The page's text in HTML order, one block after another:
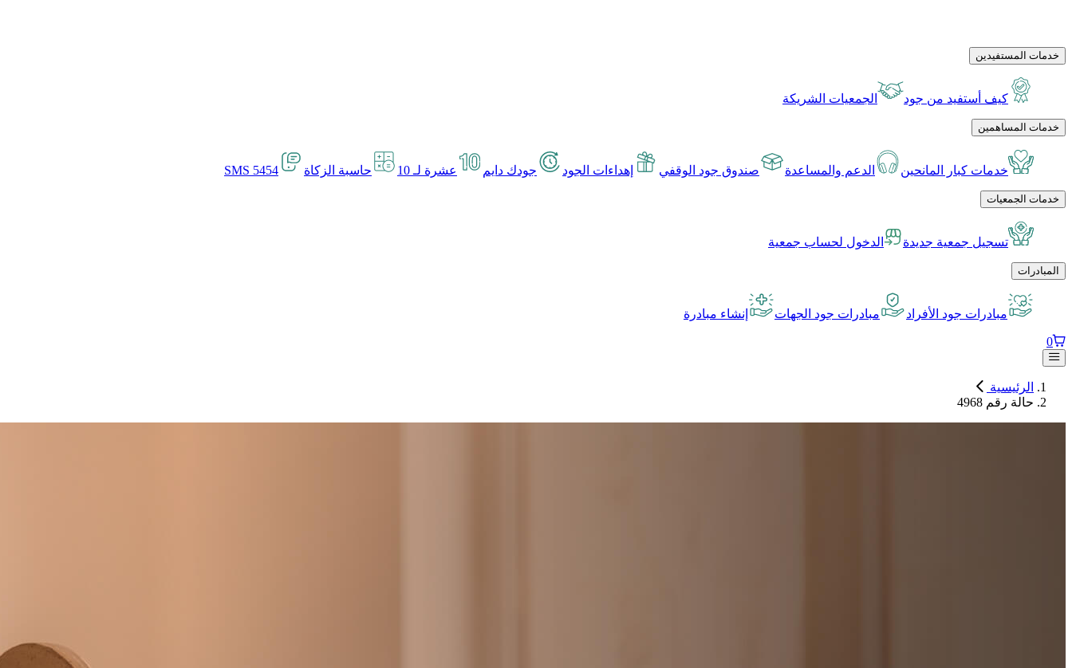
خدمات المستفيدين
كيف أستفيد من جود الجمعيات الشريكة
خدمات المساهمين
خدمات كبار المانحين الدعم والمساعدة صندوق جود الوقفي إهداءات الجود جودك دايم عشرة لـ 10 حاسبة الزكاة SMS 5454
خدمات الجمعيات
تسجيل جمعية جديدة الدخول لحساب جمعية
المبادرات
مبادرات جود الأفراد مبادرات جود الجهات إنشاء مبادرة
0
الرئيسية
حالة رقم 4968